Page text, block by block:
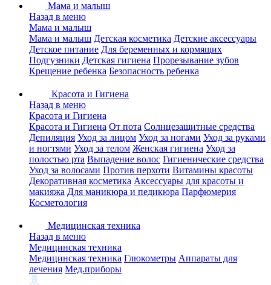
Мама и малыш
Назад в меню
Мама и малыш
Мама и малыш Детская косметика Детские аксессуары
Детское питание Для беременных и кормящих
Подгузники Детская гигиена Прорезывание зубов
Крещение ребенка Безопасность ребенка
Красота и Гигиена
Назад в меню
Красота и Гигиена
Красота и Гигиена От пота Солнцезащитные средства
Депиляция Уход за лицом Уход за ногами Уход за руками
и ногтями Уход за телом Женская гигиена Уход за
полостью рта Выпадение волос Гигиенические средства
Уход за волосами Против перхоти Витамины красоты
Декоративная косметика Аксессуары для красоты и
макияжа Для маникюра и педикюра Парфюмерия
Косметология
Медицинская техника
Назад в меню
Медицинская техника
Медицинская техника Глюкометры Аппараты для
лечения Мед.приборы